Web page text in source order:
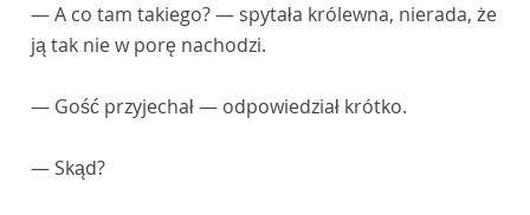
— A co tam takiego? — spytała królewna, nierada, że
ją tak nie w porę nachodzi.
— Gość przyjechał — odpowiedział krótko.
— Skąd?